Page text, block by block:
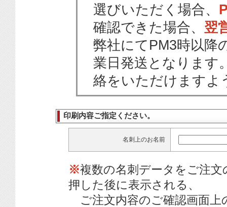
選びいただく場合、
確認できた場合、 翌
弊社にてPM3時以降
業日発送となります
絡をいただけますよ
印刷内容ご指定ください。
名刺上のお名前
※複数の名刺データをご注
押した後に表示される、
ご注文内容のご確認画面上